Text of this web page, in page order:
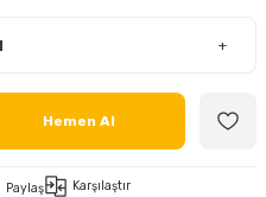
+
Hemen Al
Paylaş Karşılaştır